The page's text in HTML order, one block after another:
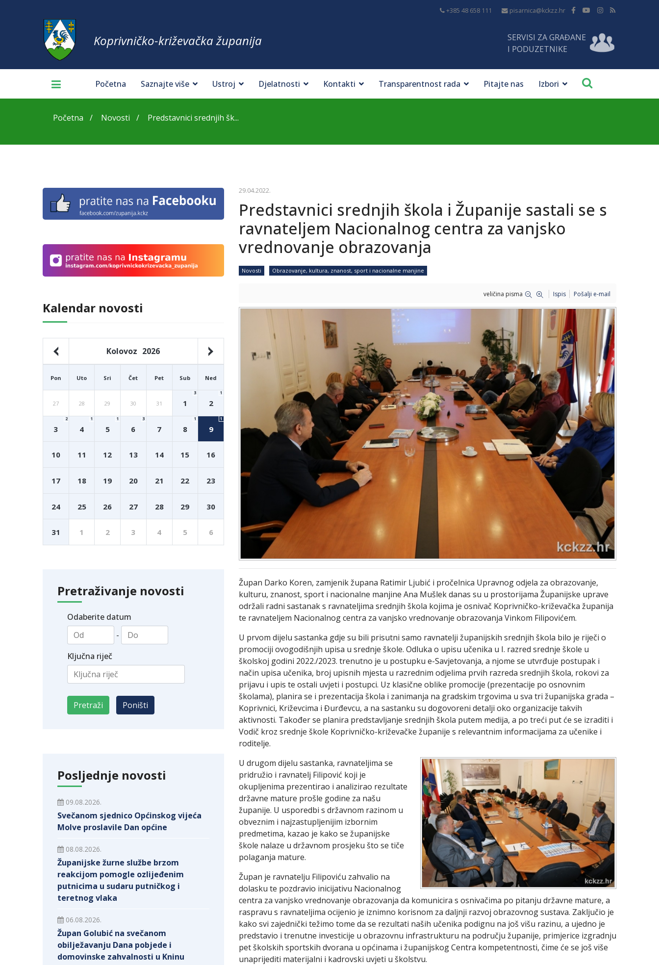
+385 48 658 111 pisarnica@kckzz.hr
Koprivničko-križevačka županija
SERVISI ZA GRAĐANE
I PODUZETNIKE
Početna Saznajte više Ustroj Djelatnosti Kontakti Transparentnost rada Pitajte nas Izbori
Početna Novosti Predstavnici srednjih šk...
Kalendar novosti
Kolovoz 2026
Pon Uto Sri Čet Pet Sub Ned
27 28 29 30 31 1
3
2
1
3
2
4
1
5
1
6
3
7 8
1
9
1
10 11 12 13 14 15 16
17 18 19 20 21 22 23
24 25 26 27 28 29 30
31 1 2 3 4 5 6
Pretraživanje novosti
Odaberite datum
-
Ključna riječ
Posljednje novosti
09.08.2026.
Svečanom sjednico Općinskog vijeća
Molve proslavile Dan općine
08.08.2026.
Županijske žurne službe brzom
reakcijom pomogle ozlijeđenim
putnicima u sudaru putničkog i
teretnog vlaka
06.08.2026.
Župan Golubić na svečanom
obilježavanju Dana pobjede i
domovinske zahvalnosti u Kninu
29.04.2022.
Predstavnici srednjih škola i Županije sastali se s
ravnateljem Nacionalnog centra za vanjsko
vrednovanje obrazovanja
Novosti Obrazovanje, kultura, znanost, sport i nacionalne manjine
veličina pisma Ispis Pošalji e-mail
Župan Darko Koren, zamjenik župana Ratimir Ljubić i pročelnica Upravnog odjela za obrazovanje,
kulturu, znanost, sport i nacionalne manjine Ana Mušlek danas su u prostorijama Županijske uprave
održali radni sastanak s ravnateljima srednjih škola kojima je osnivač Koprivničko-križevačka županija
te ravnateljem Nacionalnog centra za vanjsko vrednovanje obrazovanja Vinkom Filipovićem.
U prvom dijelu sastanka gdje su bili prisutni samo ravnatelji županijskih srednjih škola bilo je riječi o
promociji ovogodišnjih upisa u srednje škole. Odluka o upisu učenika u I. razred srednje škole u
školskoj godini 2022./2023. trenutno je u postupku e-Savjetovanja, a njome se utvrđuje postupak i
način upisa učenika, broj upisnih mjesta u razrednim odjelima prvih razreda srednjih škola, rokovi za
prijavu i upis te ostali uvjeti i postupci. Uz klasične oblike promocije (prezentacije po osnovnim
školama), planira se i prezentacija škola i zanimanja na gradskim trgovima u sva tri županijska grada –
Koprivnici, Križevcima i Đurđevcu, a na sastanku su dogovoreni detalji oko organizacije takvih
aktivnosti. Također se planira predstavljanje srednjih škola putem medija, a po treći put će se izraditi i
Vodič kroz srednje škole Koprivničko-križevačke županije s relevantnim informacijama za učenike i
roditelje.
U drugom dijelu sastanka, ravnateljima se
pridružio i ravnatelj Filipović koji je
okupljenima prezentirao i analizirao rezultate
državne mature prošle godine za našu
županije. U usporedbi s državnom razinom u
obveznim i najzastupljenijim izbornim
predmetima, kazao je kako se županijske
škole nalaze u državnom prosjeku što se tiče
polaganja mature.
Župan je ravnatelju Filipoviću zahvalio na
dolasku te pozdravio inicijativu Nacionalnog
centra za vanjsko vrednovanje obrazovanja da komunicira s osnivačima po pitanju državne mature, a
raspravu s ravnateljima ocijenio je iznimno korisnom za daljnji razvoj obrazovnog sustava. Zaključio je
kako svi zajednički težimo tome da se rezultati naših učenika podignu na još višu razinu, a ujedno je
predstavio i trenutne investicije u obrazovnu infrastrukturu na području županije, primjerice izgradnju
pet školskih sportskih dvorana u općinama i županijskog Centra kompetentnosti, čime će se još više
unaprijediti materijalni i kadrovski uvjeti u školstvu.